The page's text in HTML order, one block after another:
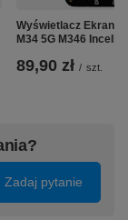
i
Wyświetlacz Ekran
M34 5G M346 Incell
89,90 zł / szt.
Zadaj pytanie